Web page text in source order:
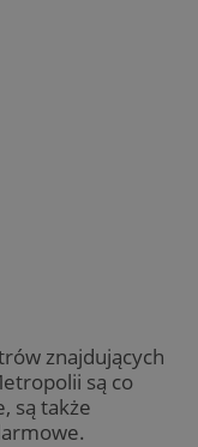
znajdujących
są co
są także